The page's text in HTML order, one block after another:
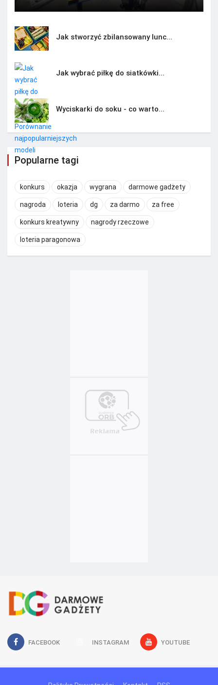
Jak stworzyć zbilansowany lunc...
Jak wybrać piłkę do siatkówki...
Wyciskarki do soku - co warto...
Popularne tagi
konkurs okazja wygrana darmowe gadżety
nagroda loteria dg za darmo za free
konkurs kreatywny nagrody rzeczowe
loteria paragonowa
FACEBOOK INSTAGRAM YOUTUBE